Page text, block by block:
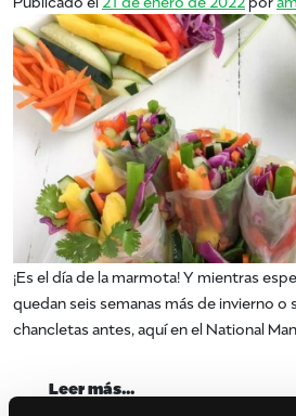
¡Es el día de la marmota! Y mientras
quedan seis semanas más de invierno o
chancletas antes, aquí en el National
Leer más…